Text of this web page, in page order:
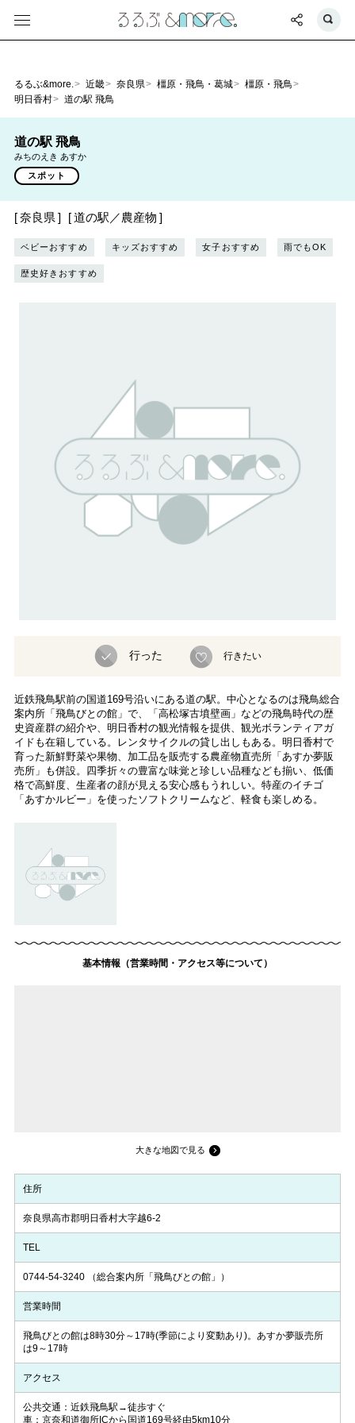
るるぶ&more. 近畿 奈良県 橿原・飛鳥・葛城
橿原・飛鳥
明日香村
道の駅 飛鳥
道の駅 飛鳥
みちのえき あすか
スポット
奈良県 道の駅／農産物
ベビーおすすめ キッズおすすめ 女子おすすめ 雨でもOK
歴史好きおすすめ
行った 行きたい
近鉄飛鳥駅前の国道169号沿いにある道の駅。中心となるのは飛鳥総合
案内所「飛鳥びとの館」で、「高松塚古墳壁画」などの飛鳥時代の歴
史資産群の紹介や、明日香村の観光情報を提供、観光ボランティアガ
イドも在籍している。レンタサイクルの貸し出しもある。明日香村で
育った新鮮野菜や果物、加工品を販売する農産物直売所「あすか夢販
売所」も併設。四季折々の豊富な味覚と珍しい品種なども揃い、低価
格で高鮮度、生産者の顔が見える安心感もうれしい。特産のイチゴ
「あすかルビー」を使ったソフトクリームなど、軽食も楽しめる。
基本情報（営業時間・アクセス等について）
大きな地図で見る
住所
奈良県高市郡明日香村大字越6-2
TEL
0744-54-3240（総合案内所「飛鳥びとの館」）
営業時間
飛鳥びとの館は8時30分～17時(季節により変動あり)。あすか夢販売所
は9～17時
アクセス
公共交通：近鉄飛鳥駅→徒歩すぐ
車：京奈和道御所ICから国道169号経由5km10分